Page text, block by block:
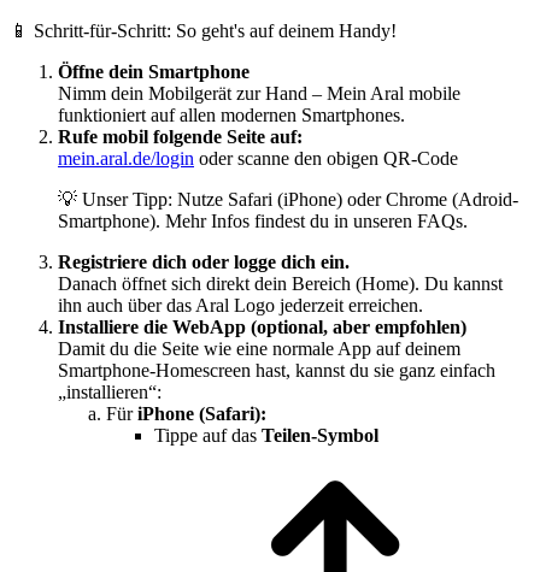
📱 Schritt-für-Schritt: So geht's auf deinem Handy!
Öffne dein Smartphone
Nimm dein Mobilgerät zur Hand – Mein Aral mobile
funktioniert auf allen modernen Smartphones.
Rufe mobil folgende Seite auf:
mein.aral.de/login oder scanne den obigen QR-Code
💡 Unser Tipp: Nutze Safari (iPhone) oder Chrome (Adroid-
Smartphone). Mehr Infos findest du in unseren FAQs.
Registriere dich oder logge dich ein.
Danach öffnet sich direkt dein Bereich (Home). Du kannst
ihn auch über das Aral Logo jederzeit erreichen.
Installiere die WebApp (optional, aber empfohlen)
Damit du die Seite wie eine normale App auf deinem
Smartphone-Homescreen hast, kannst du sie ganz einfach
„installieren“:
FüriPhone (Safari):
Tippe auf das Teilen-Symbol